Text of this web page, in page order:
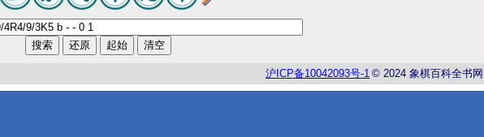
沪 ICP备10042093号-1 © 2024 象棋百科全书网